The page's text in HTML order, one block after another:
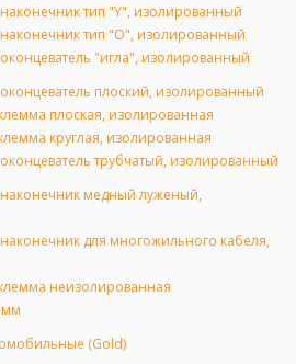
тип "Y", изолированный
тип "O", изолированный
"игла", изолированный
плоский, изолированный
плоская, изолированная
круглая, изолированная
трубчатый, изолированный
медный луженый,
для многожильного кабеля,
неизолированная
(Gold)